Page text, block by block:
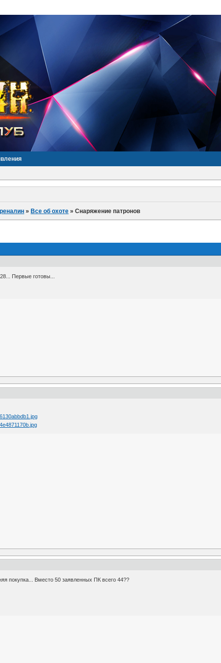
» Все об охоте »Снаряжение патронов
Первые готовы...
покупка... Вместо 50 заявленных ПК всего 44??